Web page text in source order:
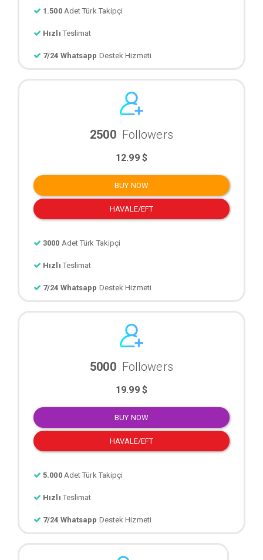
1.500 Adet Türk Takipçi
Hızlı Teslimat
7/24 Whatsapp Destek Hizmeti
2500 Followers
12.99 $
BUY NOW
HAVALE/EFT
3000 Adet Türk Takipçi
Hızlı Teslimat
7/24 Whatsapp Destek Hizmeti
5000 Followers
19.99 $
BUY NOW
HAVALE/EFT
5.000 Adet Türk Takipçi
Hızlı Teslimat
7/24 Whatsapp Destek Hizmeti